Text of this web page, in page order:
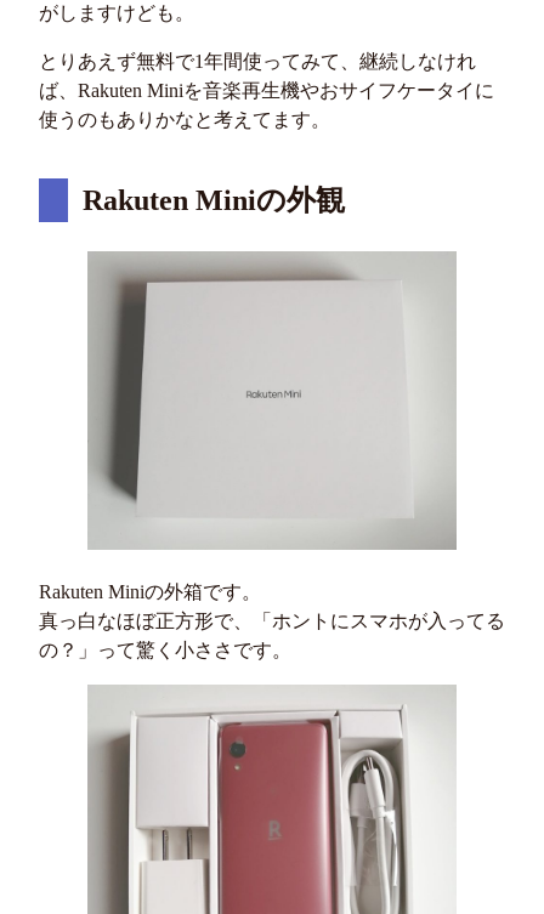
がしますけども。
とりあえず無料で1年間使ってみて、継続しなけれ
ば、Rakuten Miniを音楽再生機やおサイフケータイに
使うのもありかなと考えてます。
Rakuten Miniの外観
Rakuten Miniの外箱です。
真っ白なほぼ正方形で、「ホントにスマホが入ってる
の？」って驚く小ささです。